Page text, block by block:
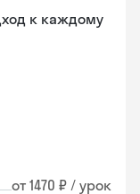
к каждому
от 1470 ₽ / урок